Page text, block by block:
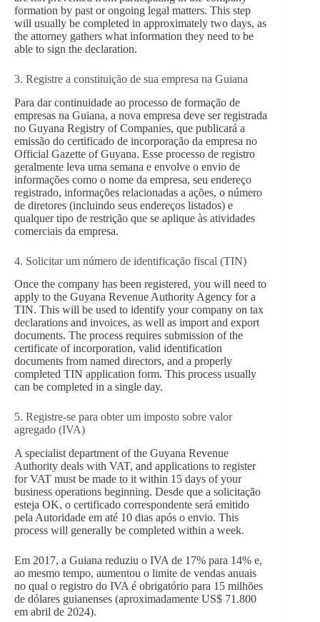
formation by past or ongoing legal matters. This step
will usually be completed in approximately two days, as
the attorney gathers what information they need to be
able to sign the declaration.
3. Registre a constituição de sua empresa na Guiana
Para dar continuidade ao processo de formação de
empresas na Guiana, a nova empresa deve ser registrada
no Guyana Registry of Companies, que publicará a
emissão do certificado de incorporação da empresa no
Official Gazette of Guyana. Esse processo de registro
geralmente leva uma semana e envolve o envio de
informações como o nome da empresa, seu endereço
registrado, informações relacionadas a ações, o número
de diretores (incluindo seus endereços listados) e
qualquer tipo de restrição que se aplique às atividades
comerciais da empresa.
4. Solicitar um número de identificação fiscal (TIN)
Once the company has been registered, you will need to
apply to the Guyana Revenue Authority Agency for a
TIN. This will be used to identify your company on tax
declarations and invoices, as well as import and export
documents. The process requires submission of the
certificate of incorporation, valid identification
documents from named directors, and a properly
completed TIN application form. This process usually
can be completed in a single day.
5. Registre-se para obter um imposto sobre valor
agregado (IVA)
A specialist department of the Guyana Revenue
Authority deals with VAT, and applications to register
for VAT must be made to it within 15 days of your
business operations beginning. Desde que a solicitação
esteja OK, o certificado correspondente será emitido
pela Autoridade em até 10 dias após o envio. This
process will generally be completed within a week.
Em 2017, a Guiana reduziu o IVA de 17% para 14% e,
ao mesmo tempo, aumentou o limite de vendas anuais
no qual o registro do IVA é obrigatório para 15 milhões
de dólares guianenses (aproximadamente US$ 71.800
em abril de 2024).